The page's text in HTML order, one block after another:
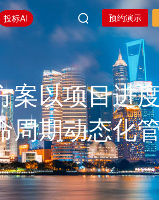
投标AI 预约演示
案以项目进
周期动态化